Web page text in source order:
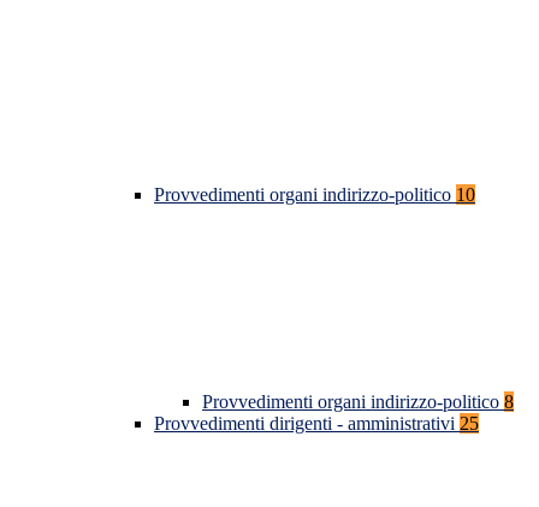
Provvedimenti organi indirizzo-politico 10
Provvedimenti organi indirizzo-politico 8
Provvedimenti dirigenti - amministrativi 25